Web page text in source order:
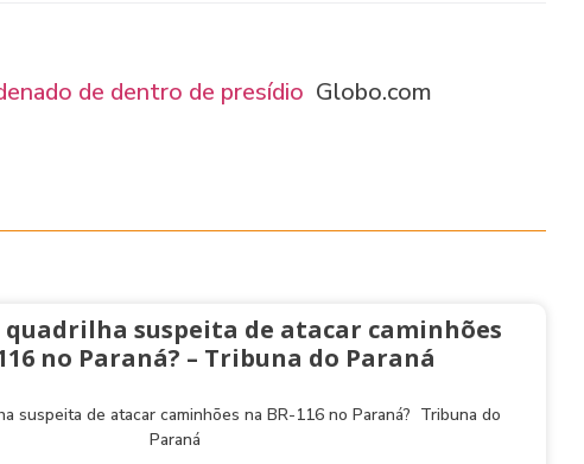
de dentro de presídio Globo.com
quadrilha suspeita de atacar caminhões
no Paraná? – Tribuna do Paraná
suspeita de atacar caminhões na BR-116 no Paraná? Tribuna do
Paraná